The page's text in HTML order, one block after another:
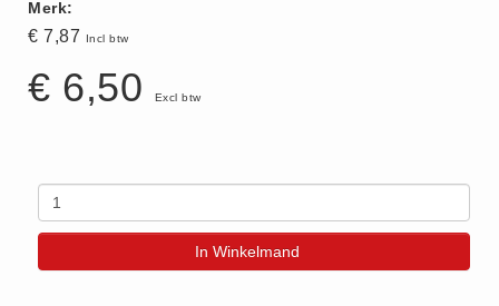
Verzending
Vacatures
Winkel
Merk:
€ 7,87 Incl btw
€ 6,50 Excl btw
In Winkelmand